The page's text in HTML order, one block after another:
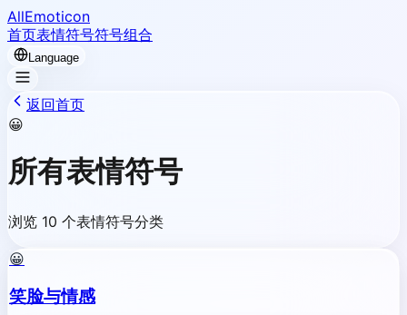
AllEmoticon
首页表情符号符号组合
Language
返回首页
😀
所有表情符号
浏览 10 个表情符号分类
😀
笑脸与情感